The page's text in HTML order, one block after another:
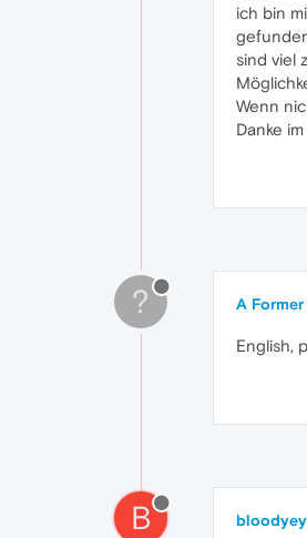
ich bin
sind viel
Wenn
Danke
? A Former
English,
B